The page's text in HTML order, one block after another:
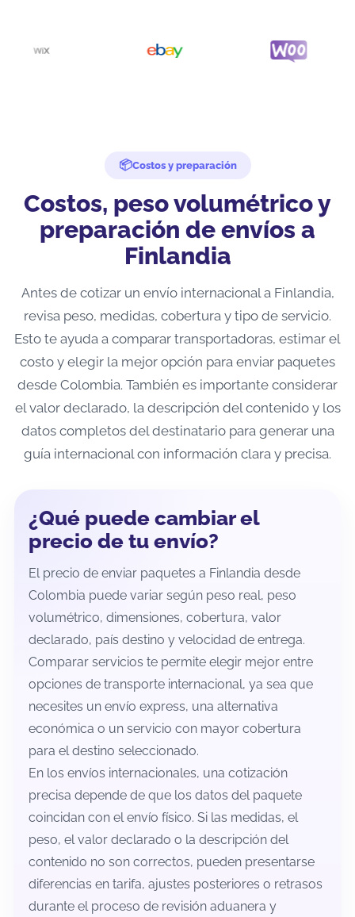
Costos y preparación
Costos, peso volumétrico y
preparación de envíos a
Finlandia
Antes de cotizar un envío internacional a Finlandia,
revisa peso, medidas, cobertura y tipo de servicio.
Esto te ayuda a comparar transportadoras, estimar el
costo y elegir la mejor opción para enviar paquetes
desde Colombia. También es importante considerar
el valor declarado, la descripción del contenido y los
datos completos del destinatario para generar una
guía internacional con información clara y precisa.
¿Qué puede cambiar el
precio de tu envío?
El precio de enviar paquetes a Finlandia desde
Colombia puede variar según peso real, peso
volumétrico, dimensiones, cobertura, valor
declarado, país destino y velocidad de entrega.
Comparar servicios te permite elegir mejor entre
opciones de transporte internacional, ya sea que
necesites un envío express, una alternativa
económica o un servicio con mayor cobertura
para el destino seleccionado.
En los envíos internacionales, una cotización
precisa depende de que los datos del paquete
coincidan con el envío físico. Si las medidas, el
peso, el valor declarado o la descripción del
contenido no son correctos, pueden presentarse
diferencias en tarifa, ajustes posteriores o retrasos
durante el proceso de revisión aduanera y